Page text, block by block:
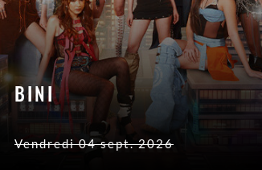
BINI
Vendredi 04 sept. 2026